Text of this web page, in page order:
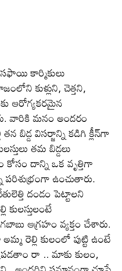
సఫాయి కార్మికులు
కుళ్లుని, చెత్తని,
ఆరోగ్యకరమైన
వారికి మ‌నం అంద‌రం
బిడ్డ విసర్జాన్ని కడిగి క్లీన్‌గా
తమ బిడ్డలు
దాన్ని ఒక వృత్తిగా
ఉంచుతారు.
దండం పెట్టాలని
కులస్తులంటే
ఆగ్ర‌హం వ్య‌క్తం చేశారు.
రెల్లి కులంలో పుట్టి ఉంటే
రా .. మాకు కులం,